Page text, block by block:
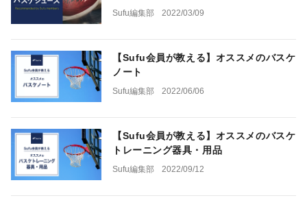
Sufu編集部 2022/03/09
【Sufu会員が教える】オススメのバスケ
ノート
Sufu編集部 2022/06/06
【Sufu会員が教える】オススメのバスケ
トレーニング器具・用品
Sufu編集部 2022/09/12